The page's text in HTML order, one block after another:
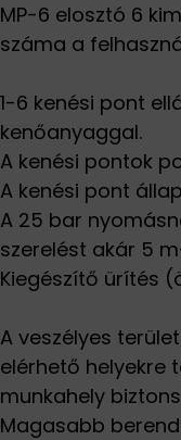
MP-6 elosztó 6
száma a
1-6 kenési pont
kenőanyaggal.
A kenési pontok
A kenési pont
A 25 bar
szerelést akár 5
Kiegészítő ürítés
A veszélyes
elérhető helyekre
munkahely
Magasabb